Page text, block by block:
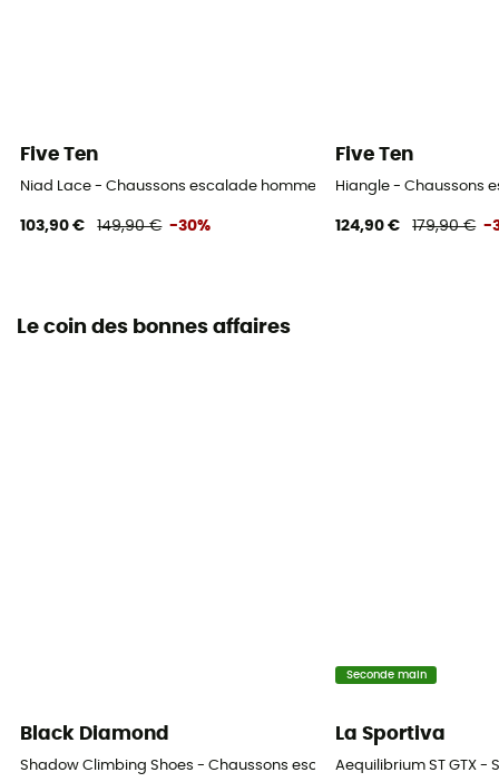
Five Ten
Niad Lace - Chaussons escalade homme
103,90 € 149,90 € -30%
Five Ten
Hiangle - Chaussons
124,90 € 179,90 € -
Le coin des bonnes affaires
Black Diamond
Shadow Climbing Shoes - Chaussons escalade
Seconde main
La Sportiva
Aequilibrium ST GTX